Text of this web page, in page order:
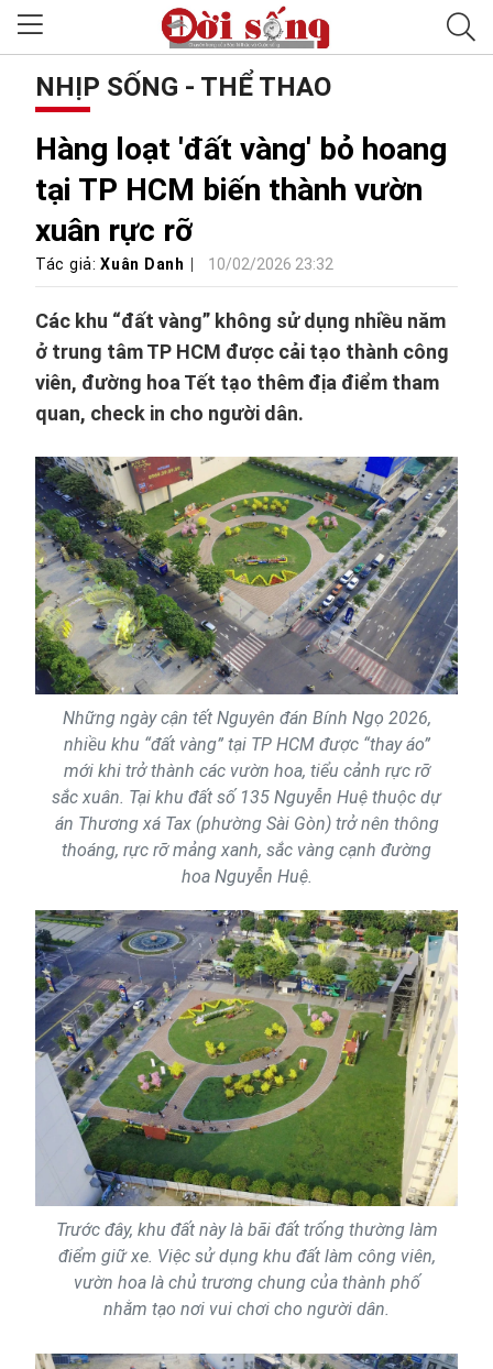
NHỊP SỐNG - THỂ THAO
Hàng loạt 'đất vàng' bỏ hoang
tại TP HCM biến thành vườn
xuân rực rỡ
Tác giả:Xuân Danh 10/02/2026 23:32
Các khu “đất vàng” không sử dụng nhiều năm
ở trung tâm TP HCM được cải tạo thành công
viên, đường hoa Tết tạo thêm địa điểm tham
quan, check in cho người dân.
Những ngày cận tết Nguyên đán Bính Ngọ 2026,
nhiều khu “đất vàng” tại TP HCM được “thay áo”
mới khi trở thành các vườn hoa, tiểu cảnh rực rỡ
sắc xuân. Tại khu đất số 135 Nguyễn Huệ thuộc dự
án Thương xá Tax (phường Sài Gòn) trở nên thông
thoáng, rực rỡ mảng xanh, sắc vàng cạnh đường
hoa Nguyễn Huệ.
Trước đây, khu đất này là bãi đất trống thường làm
điểm giữ xe. Việc sử dụng khu đất làm công viên,
vườn hoa là chủ trương chung của thành phố
nhằm tạo nơi vui chơi cho người dân.